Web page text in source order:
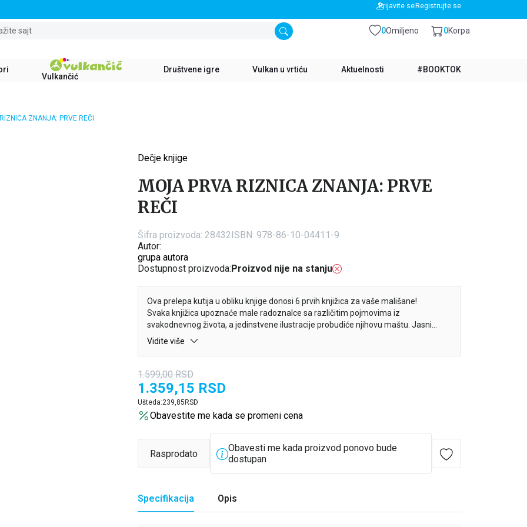
BESPLATNA DOSTAVA ZA IZNOS PREKO 3500 RSD
Prijavite se Registrujte se
sajt Omiljeno
0 Korpa
0
Vulkančić
Društvene igre Vulkan u vrtiću Aktuelnosti #BOOKTOK
ZNANJA: PRVE REČI
Dečje knjige
MOJA PRVA RIZNICA ZNANJA: PRVE
REČI
Šifra proizvoda: 28432ISBN: 978-86-10-04411-9
Autor:
grupa autora
Dostupnost proizvoda:Proizvod nije na stanju
Ova prelepa kutija u obliku knjige donosi 6 prvih knjižica za vaše mališane!
Svaka knjižica upoznaće male radoznalce sa različitim pojmovima iz
svakodnevnog života, a jedinstvene ilustracije probudiće njihovu maštu. Jasni
oblici i vedre boje pospešiće moć opažanja kod dece. Mališani će se tako upoznati
korišćenje.
Vidite više
1.599,00 RSD
1.359,15 RSD
Ušteda:239,85 RSD
Obavestite me kada se promeni cena
Rasprodato
Obavesti me kada proizvod ponovo bude
dostupan
Specifikacija Opis